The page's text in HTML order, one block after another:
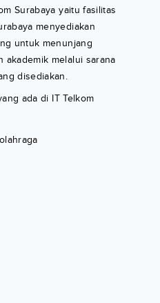
Surabaya yaitu fasilitas
menyediakan
untuk menunjang
akademik melalui sarana
disediakan.
ada di IT Telkom